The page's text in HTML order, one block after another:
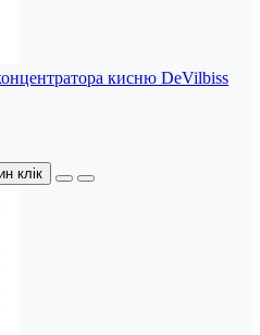
кисню DeVilbiss
клік